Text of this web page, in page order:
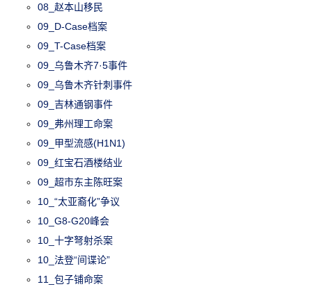
08_赵本山移民
09_D-Case档案
09_T-Case档案
09_乌鲁木齐7·5事件
09_乌鲁木齐针刺事件
09_吉林通钢事件
09_弗州理工命案
09_甲型流感(H1N1)
09_红宝石酒楼结业
09_超市东主陈旺案
10_“太亚裔化”争议
10_G8-G20峰会
10_十字弩射杀案
10_法登“间谍论”
11_包子铺命案